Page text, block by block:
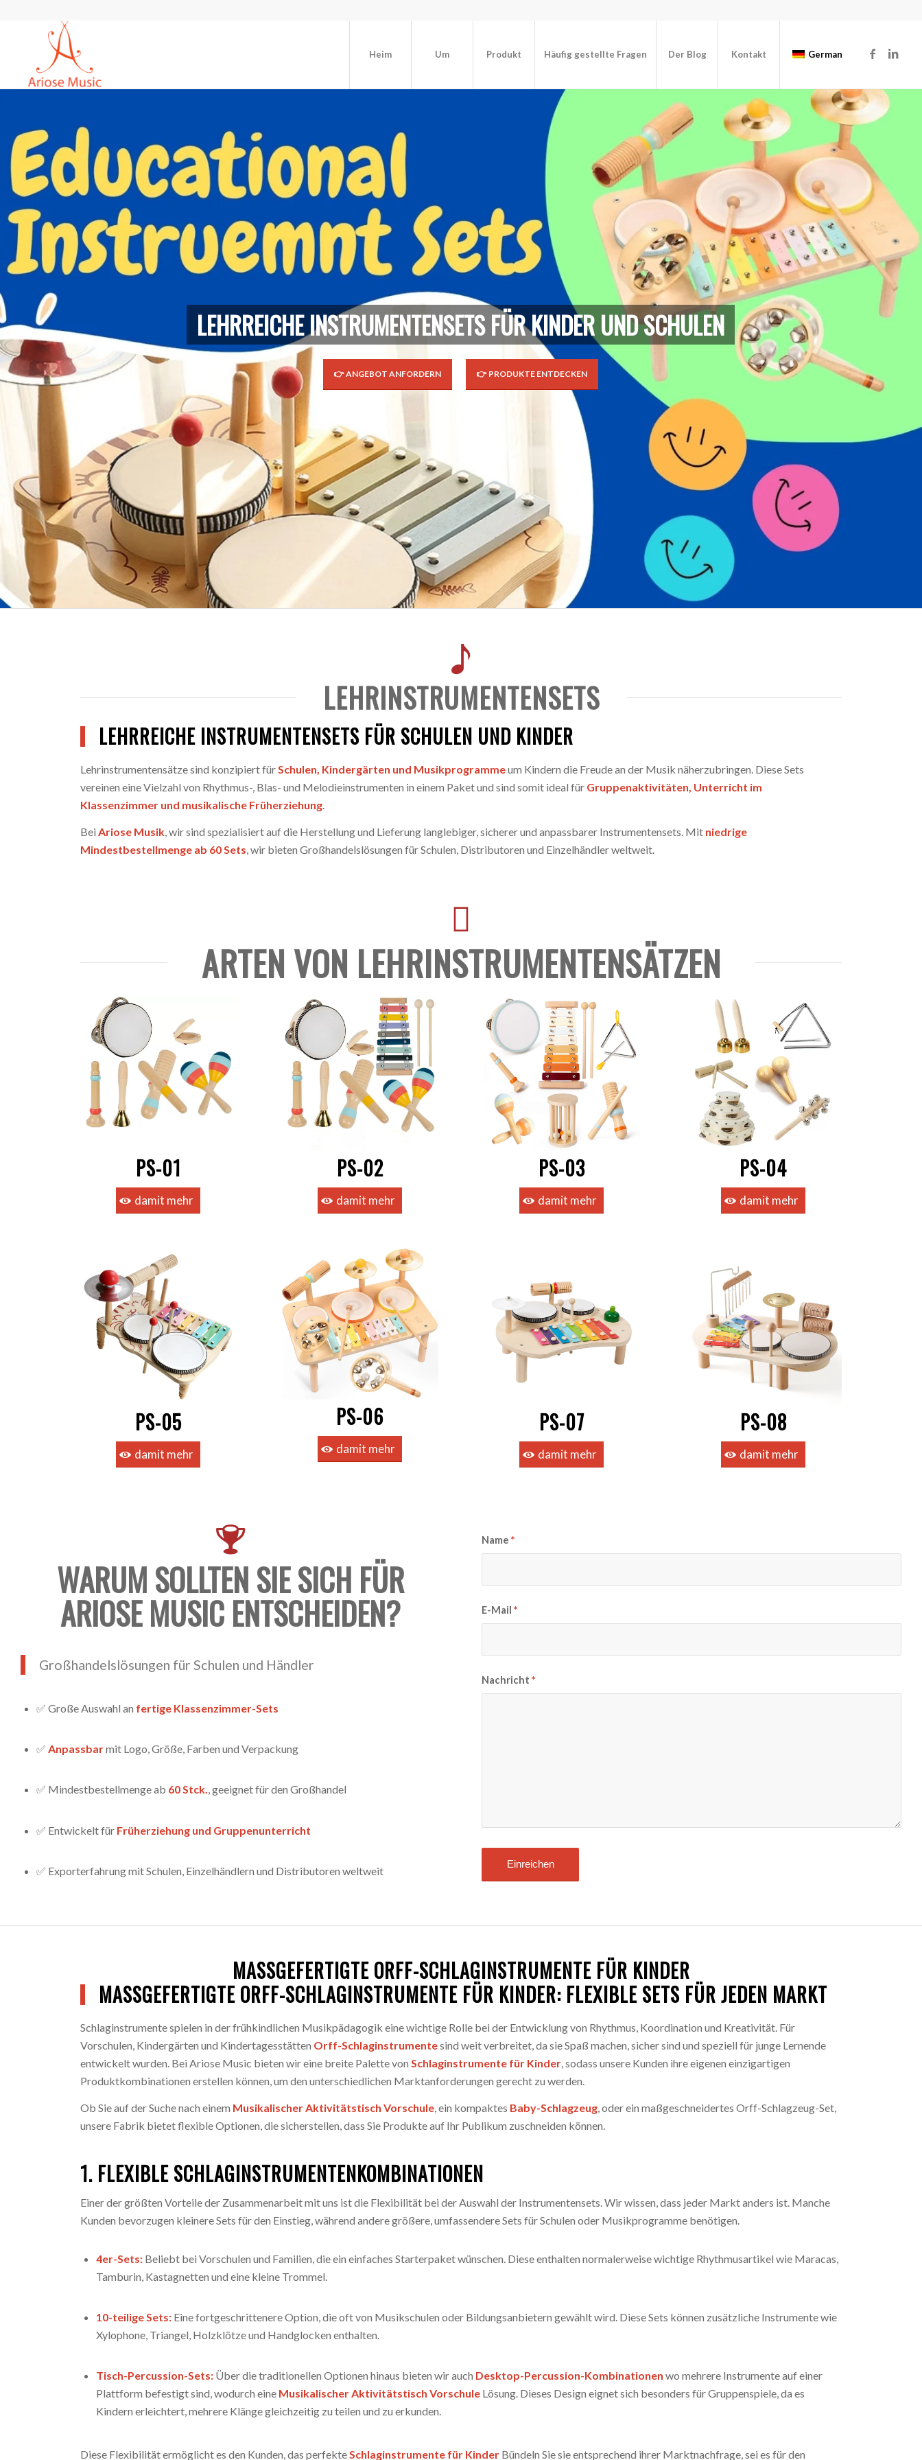
Heim Um Produkt Häufig gestellte Fragen Der Blog Kontakt German
LEHRREICHE INSTRUMENTENSETS FÜR KINDER UND SCHULEN
👉 ANGEBOT ANFORDERN 👉 PRODUKTE ENTDECKEN
LEHRINSTRUMENTENSETS
LEHRREICHE INSTRUMENTENSETS FÜR SCHULEN UND KINDER
Lehrinstrumentensätze sind konzipiert für Schulen, Kindergärten und Musikprogrammeum Kindern die Freude an der Musik näherzubringen. Diese Sets
vereinen eine Vielzahl von Rhythmus-, Blas- und Melodieinstrumenten in einem Paket und sind somit ideal für Gruppenaktivitäten, Unterricht im
Klassenzimmer und musikalische Früherziehung
BeiAriose Musik, wir sind spezialisiert auf die Herstellung und Lieferung langlebiger, sicherer und anpassbarer Instrumentensets. Mit niedrige
Mindestbestellmenge ab 60 Sets, wir bieten Großhandelslösungen für Schulen, Distributoren und Einzelhändler weltweit.
ARTEN VON LEHRINSTRUMENTENSÄTZEN
PS-01
damit mehr
PS-02
damit mehr
PS-03
damit mehr
PS-04
damit mehr
PS-05
damit mehr
PS-06
damit mehr
PS-07
damit mehr
PS-08
damit mehr
WARUM SOLLTEN SIE SICH FÜR
ARIOSE MUSIC ENTSCHEIDEN?
Großhandelslösungen für Schulen und Händler
✅ Große Auswahl an fertige Klassenzimmer-Sets
✅ Anpassbarmit Logo, Größe, Farben und Verpackung
✅ Mindestbestellmenge ab 60 Stck., geeignet für den Großhandel
✅ Entwickelt für Früherziehung und Gruppenunterricht
✅ Exporterfahrung mit Schulen, Einzelhändlern und Distributoren weltweit
Name *
E-Mail *
Nachricht *
MASSGEFERTIGTE ORFF-SCHLAGINSTRUMENTE FÜR KINDER
MASSGEFERTIGTE ORFF-SCHLAGINSTRUMENTE FÜR KINDER: FLEXIBLE SETS FÜR JEDEN MARKT
Schlaginstrumente spielen in der frühkindlichen Musikpädagogik eine wichtige Rolle bei der Entwicklung von Rhythmus, Koordination und Kreativität. Für
Vorschulen, Kindergärten und Kindertagesstätten Orff-Schlaginstrumentesind weit verbreitet, da sie Spaß machen, sicher sind und speziell für junge Lernende
entwickelt wurden. Bei Ariose Music bieten wir eine breite Palette von Schlaginstrumente für Kinder , sodass unsere Kunden ihre eigenen einzigartigen
Produktkombinationen erstellen können, um den unterschiedlichen Marktanforderungen gerecht zu werden.
Ob Sie auf der Suche nach einem Musikalischer Aktivitätstisch Vorschule, ein kompaktes Baby-Schlagzeug, oder ein maßgeschneidertes Orff-Schlagzeug-Set,
unsere Fabrik bietet flexible Optionen, die sicherstellen, dass Sie Produkte auf Ihr Publikum zuschneiden können.
1. FLEXIBLE SCHLAGINSTRUMENTENKOMBINATIONEN
Einer der größten Vorteile der Zusammenarbeit mit uns ist die Flexibilität bei der Auswahl der Instrumentensets. Wir wissen, dass jeder Markt anders ist. Manche
Kunden bevorzugen kleinere Sets für den Einstieg, während andere größere, umfassendere Sets für Schulen oder Musikprogramme benötigen.
4er-Sets: Beliebt bei Vorschulen und Familien, die ein einfaches Starterpaket wünschen. Diese enthalten normalerweise wichtige Rhythmusartikel wie Maracas,
Tamburin, Kastagnetten und eine kleine Trommel.
10-teilige Sets: Eine fortgeschrittenere Option, die oft von Musikschulen oder Bildungsanbietern gewählt wird. Diese Sets können zusätzliche Instrumente wie
Xylophone, Triangel, Holzklötze und Handglocken enthalten.
Tisch-Percussion-Sets: Über die traditionellen Optionen hinaus bieten wir auch Desktop-Percussion-Kombinationen wo mehrere Instrumente auf einer
Plattform befestigt sind, wodurch eine Musikalischer Aktivitätstisch Vorschule Lösung. Dieses Design eignet sich besonders für Gruppenspiele, da es
Kindern erleichtert, mehrere Klänge gleichzeitig zu teilen und zu erkunden.
Diese Flexibilität ermöglicht es den Kunden, das perfekteSchlaginstrumente für Kinder Bündeln Sie sie entsprechend ihrer Marktnachfrage, sei es für den